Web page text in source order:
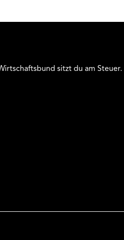
sitzt du am Steuer.